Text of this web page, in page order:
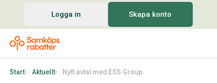
Logga in Skapa konto
Start Aktuellt Nytt avtal med ESS Group